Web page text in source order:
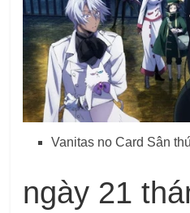
Vanitas no Card Sân
ngày 21